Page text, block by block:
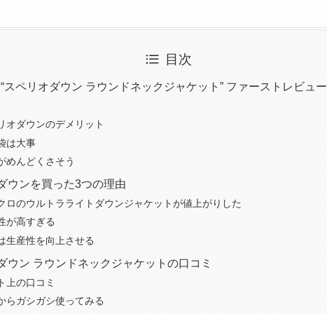
目次
スペリオダウン ラウンドネックジャケット” ファーストレビュー
オダウンのデメリット
は大事
めんどくさそう
ウンを買った3つの理由
ロのウルトラライトダウンジャケットが値上がりした
が高すぎる
生産性を向上させる
ウン ラウンドネックジャケットの口コミ
上の口コミ
らガシガシ使ってみる